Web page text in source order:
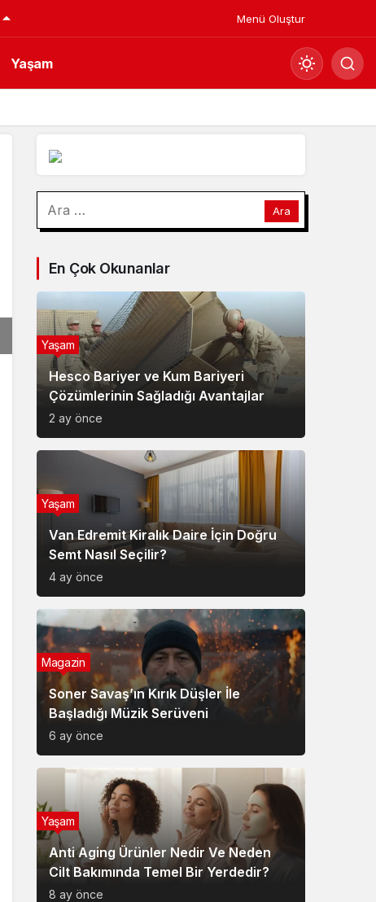
Menü Oluştur
Yaşam
Mod
değiştir
Gece modunu seçin.
Sistem Modu
Sistem modunu seçin.
En Çok Okunanlar
Hesco Bariyer ve Kum Bariyeri
Çözümlerinin Sağladığı Avantajlar
2 ay önce
Yaşam
Van Edremit Kiralık Daire İçin Doğru
Semt Nasıl Seçilir?
4 ay önce
Yaşam
Soner Savaş’ın Kırık Düşler İle
Başladığı Müzik Serüveni
6 ay önce
Magazin
Anti Aging Ürünler Nedir Ve Neden
Cilt Bakımında Temel Bir Yerdedir?
8 ay önce
Yaşam